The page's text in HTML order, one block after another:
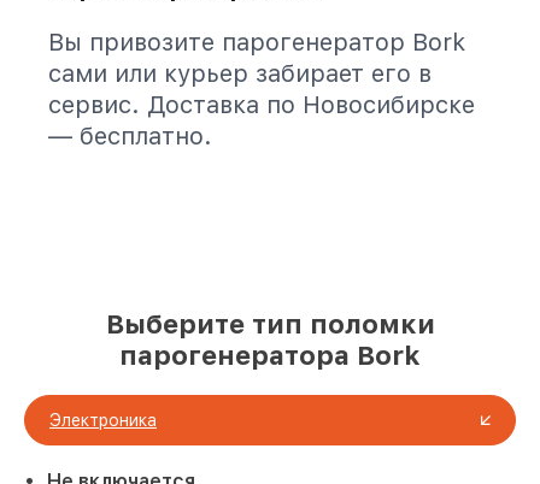
Вы привозите парогенератор Bork
сами или курьер забирает его в
сервис. Доставка по Новосибирске
— бесплатно.
Выберите тип поломки
парогенератора Bork
Электроника